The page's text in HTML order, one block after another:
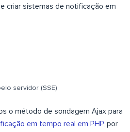
criar sistemas de notificação em
servidor (SSE)
o método de sondagem Ajax para
em tempo real em PHP, por